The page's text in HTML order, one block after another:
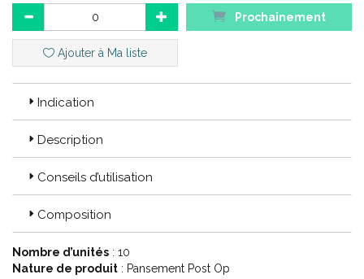
Prochainement
Ajouter à Ma liste
Indication
Description
Conseils d’utilisation
Composition
Nombre d’unités : 10
Nature de produit : Pansement Post Op